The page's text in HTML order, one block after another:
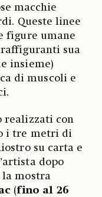
macchie
Queste linee
figure umane
sua
insieme)
di muscoli e
realizzati con
i tre metri di
su carta e
dopo
mostra
(fino al 26